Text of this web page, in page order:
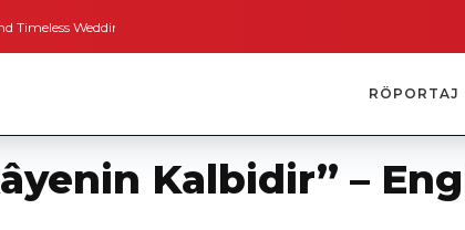
Weddings Bodrum’dan İngiltere’ye Kısa Bir Yolculuk
RÖPORTAJ
Kalbidir” –